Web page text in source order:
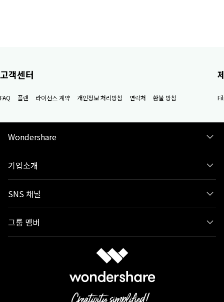
고객센터
FAQ 플랜 라이선스 계약 개인정보 처리방침 연락처 환불 방침
Wondershare
기업소개
SNS 채널
그룹 멤버